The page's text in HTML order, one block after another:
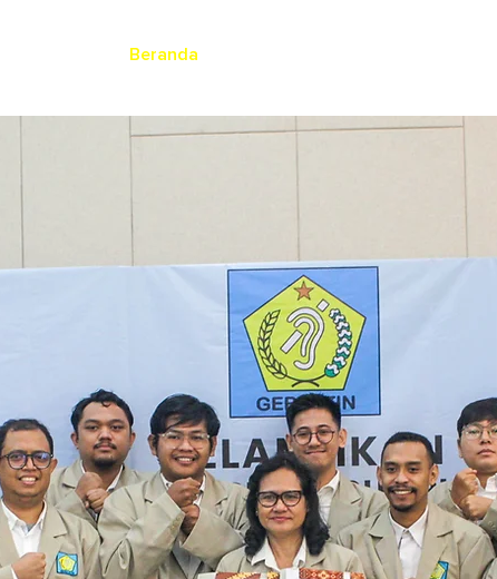
Beranda